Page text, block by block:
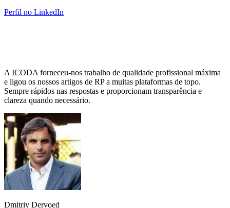
Perfil no LinkedIn
A ICODA forneceu-nos trabalho de qualidade profissional máxima
e ligou os nossos artigos de RP a muitas plataformas de topo.
Sempre rápidos nas respostas e proporcionam transparência e
clareza quando necessário.
Dmitriy Dervoed